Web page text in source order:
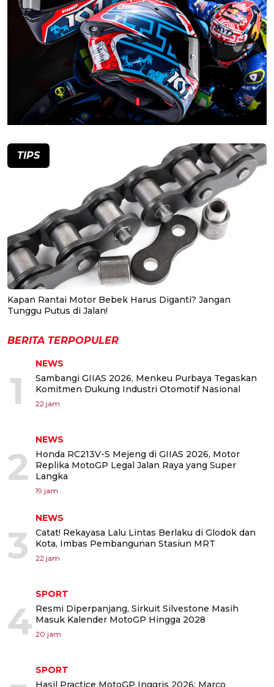
TIPS
Kapan Rantai Motor Bebek Harus Diganti? Jangan
Tunggu Putus di Jalan!
BERITA TERPOPULER
1
NEWS
Sambangi GIIAS 2026, Menkeu Purbaya Tegaskan
Komitmen Dukung Industri Otomotif Nasional
22 jam
2
NEWS
Honda RC213V-S Mejeng di GIIAS 2026, Motor
Replika MotoGP Legal Jalan Raya yang Super
Langka
19 jam
3
NEWS
Catat! Rekayasa Lalu Lintas Berlaku di Glodok dan
Kota, Imbas Pembangunan Stasiun MRT
22 jam
4
SPORT
Resmi Diperpanjang, Sirkuit Silvestone Masih
Masuk Kalender MotoGP Hingga 2028
20 jam
SPORT
Hasil Practice MotoGP Inggris 2026: Marco